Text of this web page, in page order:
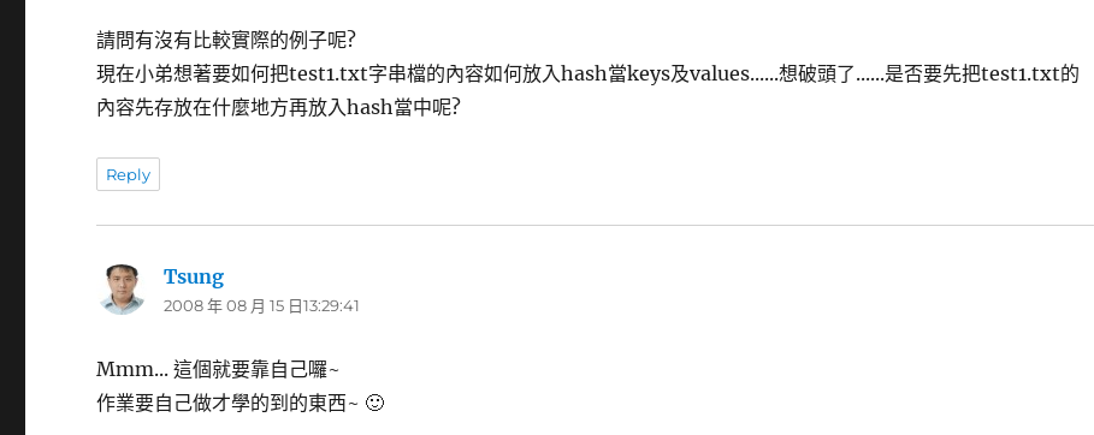
請問有沒有比較實際的例子呢?
現在小弟想著要如何把test1.txt字串檔的內容如何放入hash當keys及values......想破頭了......是否要先把test1.txt的
內容先存放在什麼地方再放入hash當中呢?
Reply
Tsung
示:
2008 年 08 月 15 日13:29:41
Mmm... 這個就要靠自己囉~
作業要自己做才學的到的東西~ 🙂